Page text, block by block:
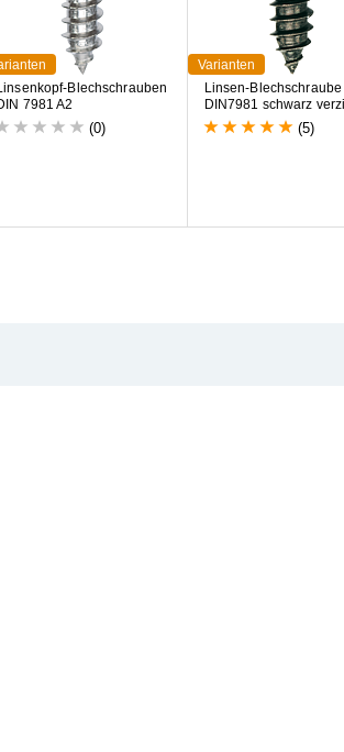
insenkopf-B echschrauben
N 7981 A2
(0)
Varianten
Linsen-B echschraube
D N7981 schwarz verz
(5)